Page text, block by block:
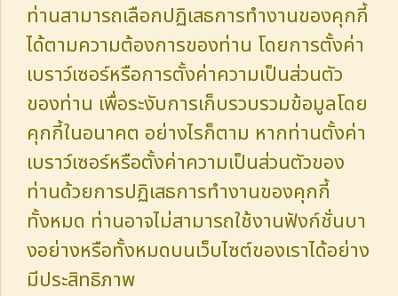
ท่านสามารถเลือกปฏิเสธการทำงานของคุกกี้
ได้ตามความต้องการของท่าน โดยการตั้งค่า
เบราว์เซอร์หรือการตั้งค่าความเป็นส่วนตัว
ของท่าน เพื่อระงับการเก็บรวบรวมข้อมูลโดย
คุกกี้ในอนาคต อย่างไรก็ตาม หากท่านตั้งค่า
เบราว์เซอร์หรือตั้งค่าความเป็นส่วนตัวของ
ท่านด้วยการปฏิเสธการทำงานของคุกกี้
ทั้งหมด ท่านอาจไม่สามารถใช้งานฟังก์ชั่นบา
งอย่างหรือทั้งหมดบนเว็บไซต์ของเราได้อย่าง
มีประสิทธิภาพ